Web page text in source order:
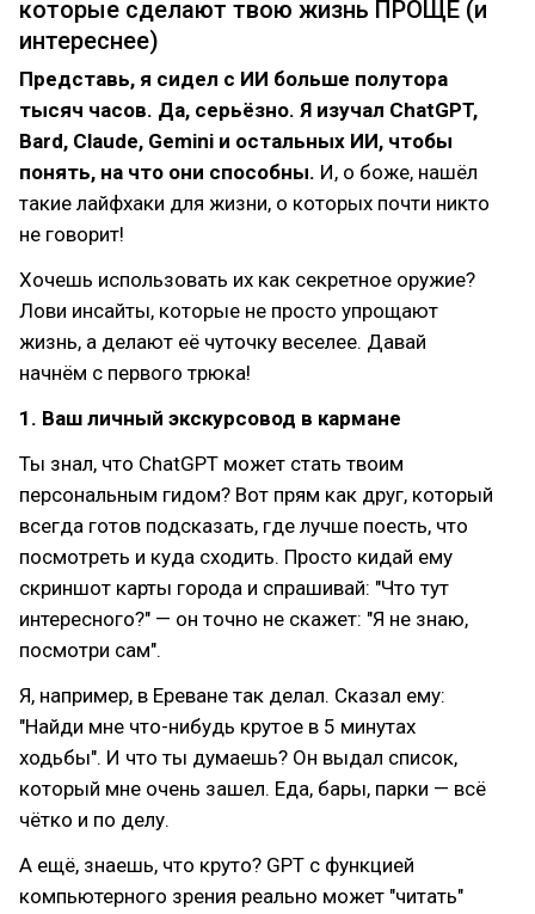
которые сделают твою жизнь ПРОЩЕ (и
интереснее)
Представь, я сидел с ИИ больше полутора
тысяч часов. Да, серьёзно. Я изучал ChatGPT,
Bard, Claude, Gemini и остальных ИИ, чтобы
понять, на что они способны. И, о боже, нашёл
такие лайфхаки для жизни, о которых почти никто
не говорит!
Хочешь использовать их как секретное оружие?
Лови инсайты, которые не просто упрощают
жизнь, а делают её чуточку веселее. Давай
начнём с первого трюка!
1. Ваш личный экскурсовод в кармане
Ты знал, что ChatGPT может стать твоим
персональным гидом? Вот прям как друг, который
всегда готов подсказать, где лучше поесть, что
посмотреть и куда сходить. Просто кидай ему
скриншот карты города и спрашивай: "Что тут
интересного?" — он точно не скажет: "Я не знаю,
посмотри сам".
Я, например, в Ереване так делал. Сказал ему:
"Найди мне что-нибудь крутое в 5 минутах
ходьбы". И что ты думаешь? Он выдал список,
который мне очень зашел. Еда, бары, парки — всё
чётко и по делу.
А ещё, знаешь, что круто? GPT с функцией
компьютерного зрения реально может "читать"